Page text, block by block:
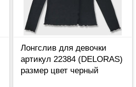
Лонгслив для девочки
артикул 22384 (DELORAS)
размер цвет черный